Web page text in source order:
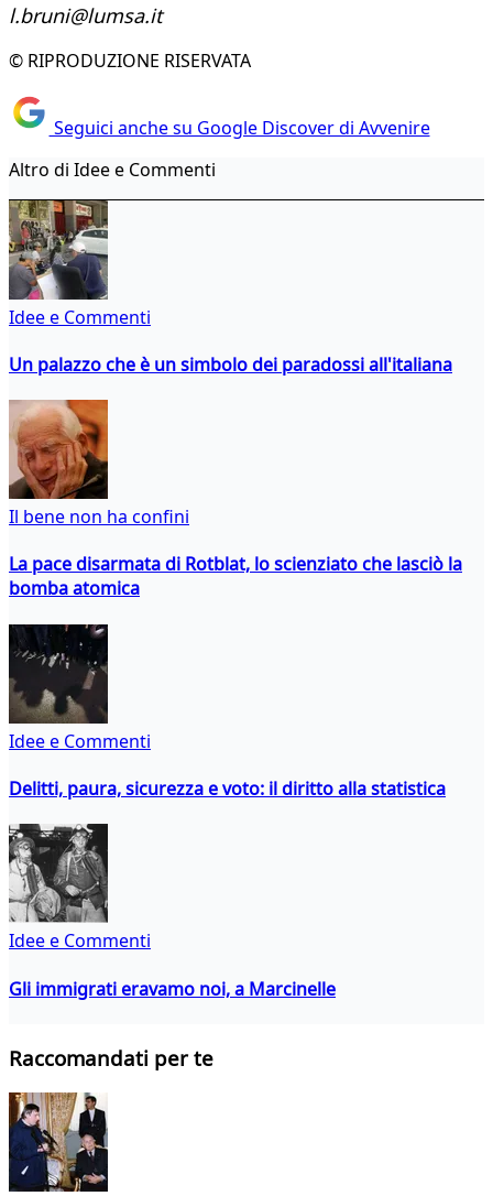
l.bruni@lumsa.it
© RIPRODUZIONE RISERVATA
Seguici anche su Google Discover di Avvenire
Altro di Idee e Commenti
Idee e Commenti
Un palazzo che è un simbolo dei paradossi all'italiana
Il bene non ha confini
La pace disarmata di Rotblat, lo scienziato che lasciò la
bomba atomica
Idee e Commenti
Delitti, paura, sicurezza e voto: il diritto alla statistica
Idee e Commenti
Gli immigrati eravamo noi, a Marcinelle
Raccomandati per te